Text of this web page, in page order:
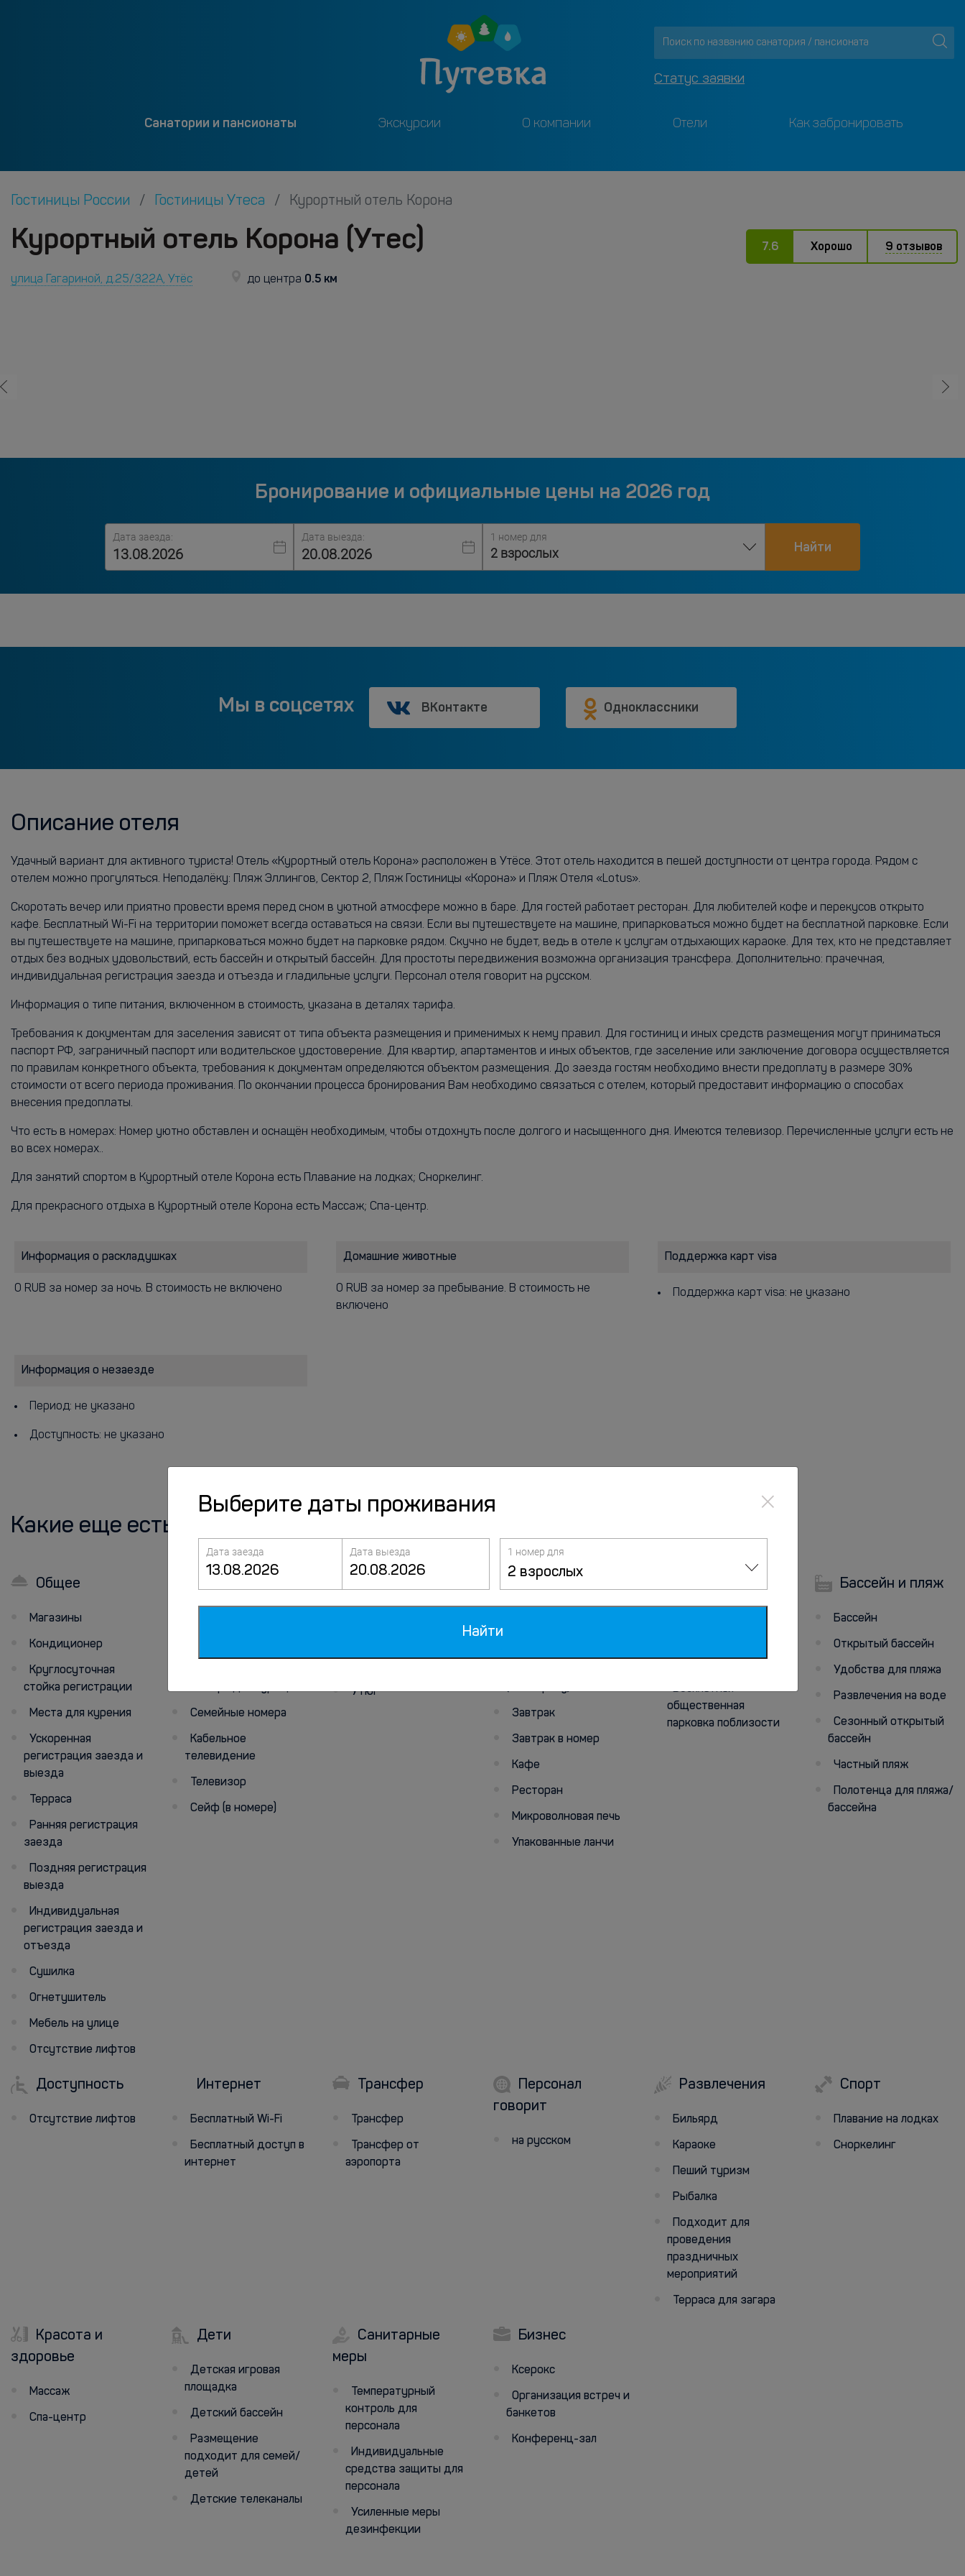
Статус заявки
Санатории и пансионаты Экскурсии О компании Отели Как забронировать
Гостиницы России Гостиницы Утеса Курортный отель Корона
Курортный отель Корона (Утес)
улица Гагариной, д.25/322А, Утёс до центра 0.5 км
7.6 Хорошо 9 отзывов
Бронирование и официальные цены на 2026 год
Дата заезда: Дата выезда: 1 номер для
2 взрослых Найти
Мы в соцсетях ВКонтакте Одноклассники
Описание отеля
Удачный вариант для активного туриста! Отель «Курортный отель Корона» расположен в Утёсе. Этот отель находится в пешей доступности от центра города. Рядом с
отелем можно прогуляться. Неподалёку: Пляж Эллингов, Сектор 2, Пляж Гостиницы «Корона» и Пляж Отеля «Lotus».
Скоротать вечер или приятно провести время перед сном в уютной атмосфере можно в баре. Для гостей работает ресторан. Для любителей кофе и перекусов открыто
кафе. Бесплатный Wi-Fi на территории поможет всегда оставаться на связи. Если вы путешествуете на машине, припарковаться можно будет на бесплатной парковке. Если
вы путешествуете на машине, припарковаться можно будет на парковке рядом. Скучно не будет, ведь в отеле к услугам отдыхающих караоке. Для тех, кто не представляет
отдых без водных удовольствий, есть бассейн и открытый бассейн. Для простоты передвижения возможна организация трансфера. Дополнительно: прачечная,
индивидуальная регистрация заезда и отъезда и гладильные услуги. Персонал отеля говорит на русском.
Информация о типе питания, включенном в стоимость, указана в деталях тарифа.
Требования к документам для заселения зависят от типа объекта размещения и применимых к нему правил. Для гостиниц и иных средств размещения могут приниматься
паспорт РФ, заграничный паспорт или водительское удостоверение. Для квартир, апартаментов и иных объектов, где заселение или заключение договора осуществляется
по правилам конкретного объекта, требования к документам определяются объектом размещения. До заезда гостям необходимо внести предоплату в размере 30%
стоимости от всего периода проживания. По окончании процесса бронирования Вам необходимо связаться с отелем, который предоставит информацию о способах
внесения предоплаты.
Что есть в номерах: Номер уютно обставлен и оснащён необходимым, чтобы отдохнуть после долгого и насыщенного дня. Имеются телевизор. Перечисленные услуги есть не
во всех номерах..
Для занятий спортом в Курортный отеле Корона есть Плавание на лодках; Сноркелинг.
Для прекрасного отдыха в Курортный отеле Корона есть Массаж; Спа-центр.
Информация о раскладушках
0 RUB за номер за ночь. В стоимость не включено
Домашние животные
0 RUB за номер за пребывание. В стоимость не
включено
Поддержка карт visa
Поддержка карт visa: не указано
Информация о незаезде
Период: не указано
Доступность: не указано
Какие еще есть удобства?
Общее
Магазины
Кондиционер
Круглосуточная
стойка регистрации
Места для курения
Ускоренная
регистрация заезда и
выезда
Терраса
Ранняя регистрация
заезда
Поздняя регистрация
выезда
Индивидуальная
регистрация заезда и
отъезда
Сушилка
Огнетушитель
Мебель на улице
Отсутствие лифтов
Холодильник
Семейные номера
Кабельное
телевидение
Телевизор
Сейф (в номере)
удобства
Утюг
Питание
Завтрак
Завтрак в номер
Кафе
Ресторан
Микроволновая печь
Упакованные ланчи
Бесплатная
общественная
парковка поблизости
Бассейн и пляж
Бассейн
Открытый бассейн
Удобства для пляжа
Развлечения на воде
Сезонный открытый
бассейн
Частный пляж
Полотенца для пляжа/
бассейна
Доступность
Отсутствие лифтов
Интернет
Бесплатный Wi-Fi
Бесплатный доступ в
интернет
Трансфер
Трансфер
Трансфер от
аэропорта
Персонал
говорит
на русском
Развлечения
Бильярд
Караоке
Пеший туризм
Рыбалка
Подходит для
проведения
праздничных
мероприятий
Терраса для загара
Спорт
Плавание на лодках
Сноркелинг
Красота и
здоровье
Массаж
Спа-центр
Дети
Детская игровая
площадка
Детский бассейн
Размещение
подходит для семей/
детей
Детские телеканалы
Санитарные
меры
Температурный
контроль для
персонала
Индивидуальные
средства защиты для
персонала
Усиленные меры
дезинфекции
Бизнес
Ксерокс
Организация встреч и
банкетов
Конференц-зал
Выберите даты проживания ×
Дата заезда Дата выезда 1 номер для
2 взрослых
Найти